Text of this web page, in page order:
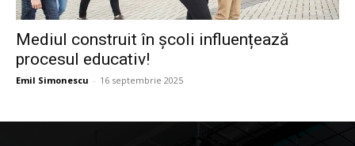
Mediul construit în școli influențează
procesul educativ!
Emil Simonescu - 16 septembrie 2025